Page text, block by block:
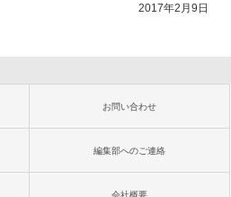
2017年2月9日
お問い合わせ
編集部へのご連絡
会社概要